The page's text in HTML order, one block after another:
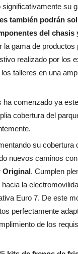
su
también podrán
del chasis
la gama de
realizado por los
talleres en una
comenzado ya
cobertura del
su
nuevos caminos
Original. Cumplen
la
Euro 7. De este
perfectamente
de los